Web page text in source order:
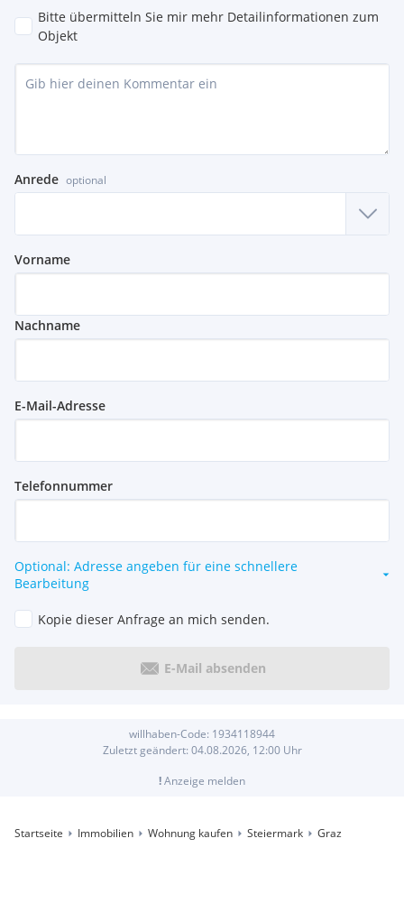
Bitte übermitteln Sie mir mehr Detailinformationen zum
Objekt
Anrede optional
Vorname
Nachname
E-Mail-Adresse
Telefonnummer
Optional: Adresse angeben für eine schnellere
Bearbeitung
Kopie dieser Anfrage an mich senden.
E-Mail absenden
willhaben-Code: 1934118944
Zuletzt geändert: 04.08.2026, 12:00Uhr
!Anzeige melden
Startseite Immobilien Wohnung kaufen Steiermark Graz